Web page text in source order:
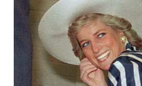
KONTAKTAI
PRIVATUMO POLITIKA
Sekite mus: